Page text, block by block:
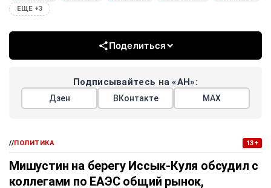
ЕЩЕ +3
Поделиться
Подписывайтесь на «АН»:
Дзен ВКонтакте МАХ
//ПОЛИТИКА 13+
Мишустин на берегу Иссык-Куля обсудил с
коллегами по ЕАЭС общий рынок,